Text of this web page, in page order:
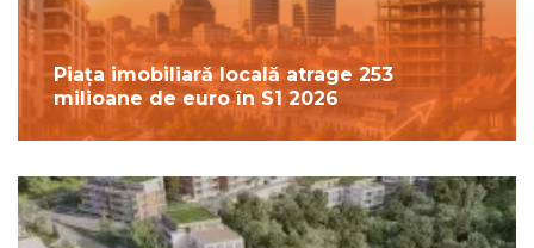
Piața imobiliară locală atrage 253
milioane de euro în S1 2026